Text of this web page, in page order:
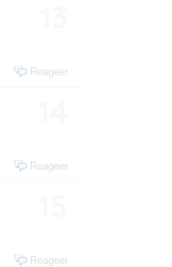
Reageer
Reageer
Reageer